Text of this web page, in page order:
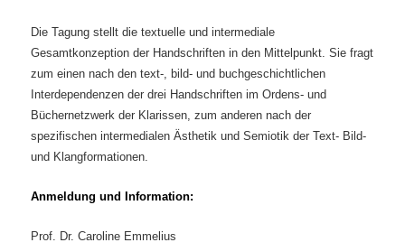
Die Tagung stellt die textuelle und intermediale
Gesamtkonzeption der Handschriften in den Mittelpunkt. Sie fragt
zum einen nach den text-, bild- und buchgeschichtlichen
Interdependenzen der drei Handschriften im Ordens- und
Büchernetzwerk der Klarissen, zum anderen nach der
spezifischen intermedialen Ästhetik und Semiotik der Text- Bild-
und Klangformationen.
Anmeldung und Information:
Prof. Dr. Caroline Emmelius